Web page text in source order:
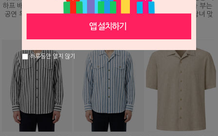
하프 배색 핫픽스 디자인
공연 무대 맞춤 제작 자
름용 바람이 솔솔 부는
망사직조 셔츠, 남녀 맞
춤 남방
름용 바람이 솔솔 부는
망사직조 셔츠, 남녀 맞
하루동안 열지 않기